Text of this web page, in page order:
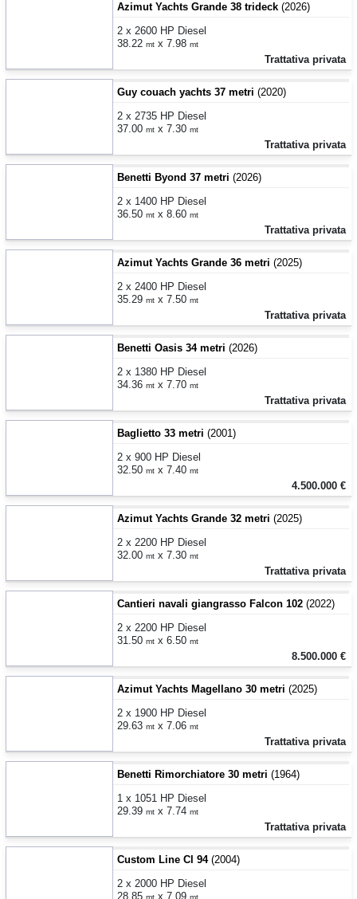
Azimut Yachts Grande 38 trideck (2026)
2 x 2600 HP Diesel
38.22 mt x 7.98 mt
Trattativa privata
Guy couach yachts 37 metri (2020)
2 x 2735 HP Diesel
37.00 mt x 7.30 mt
Trattativa privata
Benetti Byond 37 metri (2026)
2 x 1400 HP Diesel
36.50 mt x 8.60 mt
Trattativa privata
Azimut Yachts Grande 36 metri (2025)
2 x 2400 HP Diesel
35.29 mt x 7.50 mt
Trattativa privata
Benetti Oasis 34 metri (2026)
2 x 1380 HP Diesel
34.36 mt x 7.70 mt
Trattativa privata
Baglietto 33 metri (2001)
2 x 900 HP Diesel
32.50 mt x 7.40 mt
4.500.000 €
Azimut Yachts Grande 32 metri (2025)
2 x 2200 HP Diesel
32.00 mt x 7.30 mt
Trattativa privata
Cantieri navali giangrasso Falcon 102 (2022)
2 x 2200 HP Diesel
31.50 mt x 6.50 mt
8.500.000 €
Azimut Yachts Magellano 30 metri (2025)
2 x 1900 HP Diesel
29.63 mt x 7.06 mt
Trattativa privata
Benetti Rimorchiatore 30 metri (1964)
1 x 1051 HP Diesel
29.39 mt x 7.74 mt
Trattativa privata
Custom Line Cl 94(2004)
2 x 2000 HP Diesel
28.85 mt x 7.09 mt